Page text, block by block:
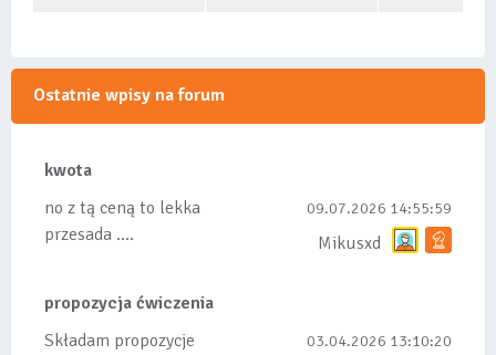
Ostatnie wpisy na forum
kwota
no z tą ceną to lekka
przesada ....
09.07.2026 14:55:59
Mikusxd
propozycja ćwiczenia
Składam propozycje
03.04.2026 13:10:20